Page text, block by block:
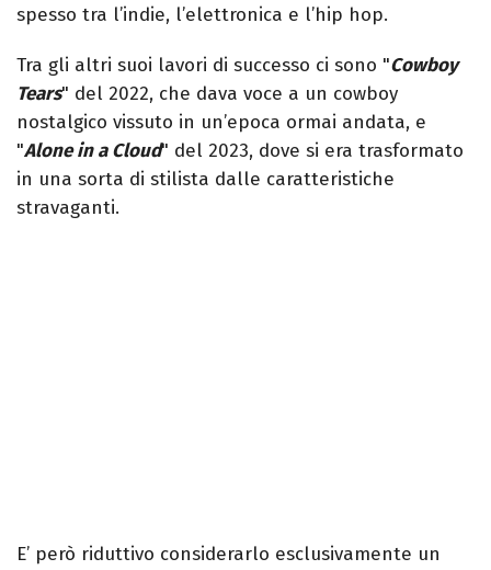
spesso tra l’indie, l’elettronica e l’hip hop.
Tra gli altri suoi lavori di successo ci sono "Cowboy
Tears" del 2022, che dava voce a un cowboy
nostalgico vissuto in un’epoca ormai andata, e
"Alone in a Cloud" del 2023, dove si era trasformato
in una sorta di stilista dalle caratteristiche
stravaganti.
E’ però riduttivo considerarlo esclusivamente un